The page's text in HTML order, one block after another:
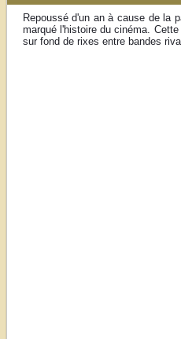
Repoussé d'un an à cause de la
marqué l'histoire du cinéma.
sur fond de rixes entre bandes